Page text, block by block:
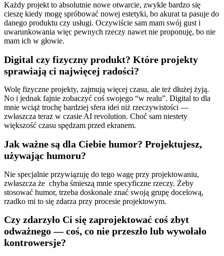
Każdy projekt to absolutnie nowe otwarcie, zwykle bardzo się
cieszę kiedy mogę spróbować nowej estetyki, bo akurat ta pasuje do
danego produktu czy usługi. Oczywiście sam mam swój gust i
uwarunkowania więc pewnych rzeczy nawet nie proponuję, bo nie
mam ich w głowie.
Digital czy fizyczny produkt? Które projekty
sprawiają ci najwięcej radości?
Wolę fizyczne projekty, zajmują więcej czasu, ale też dłużej żyją.
No i jednak fajnie zobaczyć coś swojego “w realu”. Digital to dla
mnie wciąż trochę bardziej sfera idei niż rzeczywistości —
zwłaszcza teraz w czasie AI revolution. Choć sam niestety
większość czasu spędzam przed ekranem.
Jak ważne są dla Ciebie humor? Projektujesz,
używając humoru?
Nie specjalnie przywiązuję do tego wagę przy projektowaniu,
zwłaszcza że chyba śmieszą mnie specyficzne rzeczy. Żeby
stosować humor, trzeba doskonale znać swoją grupę docelową,
rzadko mi to się zdarza przy procesie projektowym.
Czy zdarzyło Ci się zaprojektować coś zbyt
odważnego — coś, co nie przeszło lub wywołało
kontrowersje?